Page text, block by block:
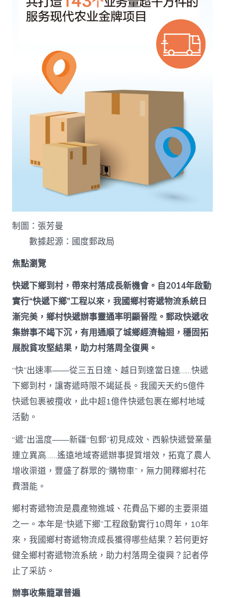
制圖：張芳曼
數據起源：國度郵政局
焦點瀏覽
快遞下鄉到村，帶來村落成長新機會。自2014年啟動
實行“快遞下鄉”工程以來，我國鄉村寄遞物流系統日
漸完美，鄉村快遞辦事靈通率明顯晉陞。郵政快遞收
集辦事不竭下沉，有用通順了城鄉經濟輪迴，穩固拓
展脫貧攻堅結果，助力村落周全復興。
“快”出速率——從三五日達、越日到達當日達……快遞
下鄉到村，讓寄遞時限不竭延長。我國天天約5億件
快遞包裹被攬收，此中超1億件快遞包裹在鄉村地域
活動。
“遞”出溫度——新疆“包郵”初見成效、西躲快遞營業量
連立異高……遙遠地域寄遞辦事提質增效，拓寬了農人
增收渠道，豐盛了群眾的“購物車”，無力開釋鄉村花
費潛能。
鄉村寄遞物流是農產物進城、花費品下鄉的主要渠道
之一。本年是“快遞下鄉”工程啟動實行10周年，10年
來，我國鄉村寄遞物流成長獲得哪些結果？若何更好
健全鄉村寄遞物流系統，助力村落周全復興？記者停
止了采訪。
辦事收集籠罩普遍